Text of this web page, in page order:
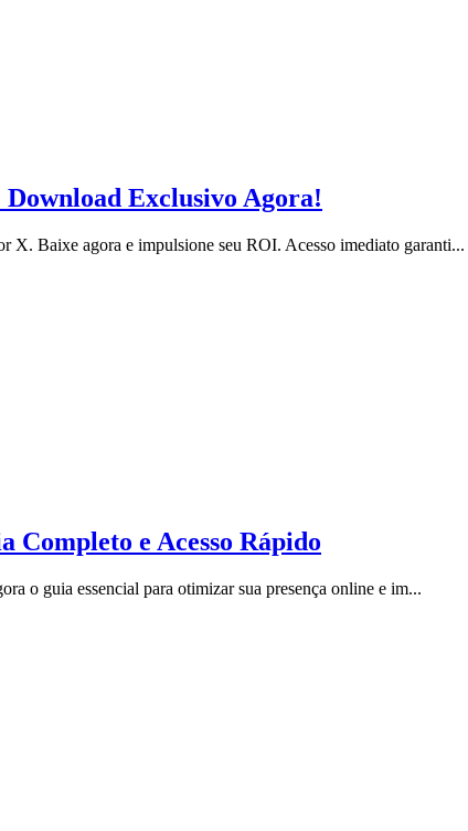
Exclusivo Agora!
Baixe agora e impulsione seu ROI. Acesso imediato garanti...
Completo e Acesso Rápido
o guia essencial para otimizar sua presença online e im...